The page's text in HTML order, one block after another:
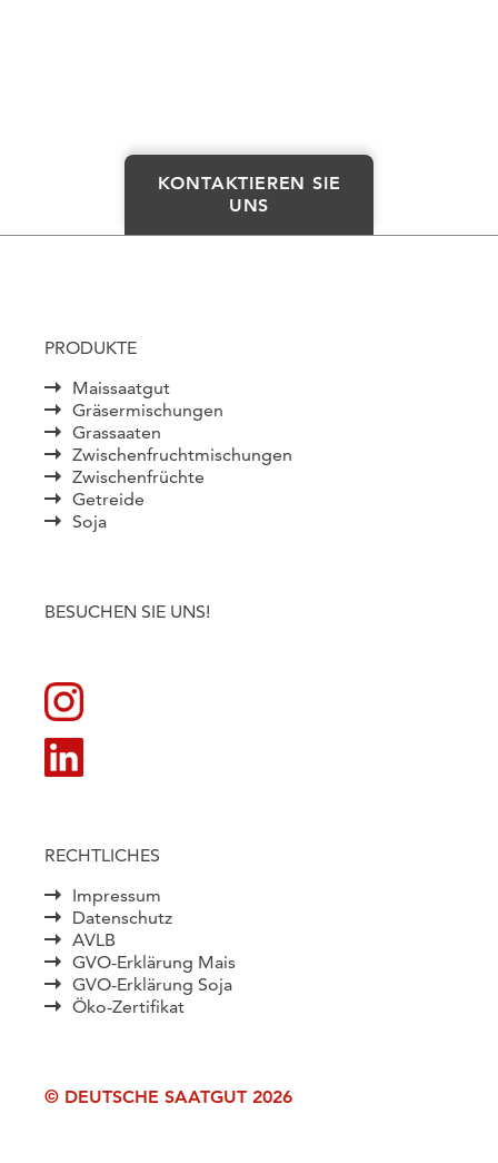
KONTAKTIEREN SIE
UNS
PRODUKTE
Maissaatgut
Gräsermischungen
Grassaaten
Zwischenfruchtmischungen
Zwischenfrüchte
Getreide
Soja
BESUCHEN SIE UNS!
RECHTLICHES
Impressum
Datenschutz
AVLB
GVO-Erklärung Mais
GVO-Erklärung Soja
Öko-Zertifikat
© DEUTSCHE SAATGUT 2026